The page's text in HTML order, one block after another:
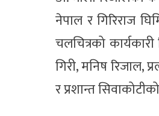
नेपाल र गिरिराज
चलचित्रको
गिरी, मनिष रिजाल,
र प्रशान्त